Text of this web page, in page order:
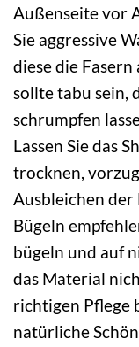
Außenseite vor
Sie aggressive
diese die
sollte tabu sein,
schrumpfen
Lassen Sie das
trocknen,
Ausbleichen der
Bügeln
bügeln und auf
das Material
richtigen Pflege
natürliche